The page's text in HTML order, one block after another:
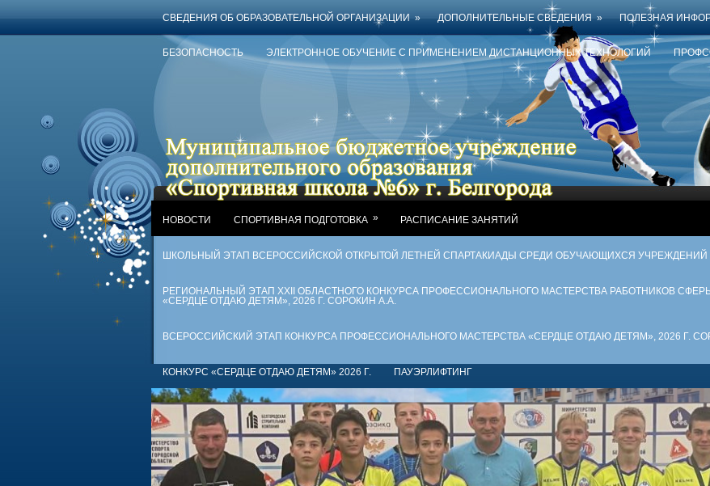
СВЕДЕНИЯ ОБ ОБРАЗОВАТЕЛЬНОЙ ОРГАНИЗАЦИИ » ДОПОЛНИТЕЛЬНЫЕ СВЕДЕНИЯ » ПОЛЕЗНАЯ
БЕЗОПАСНОСТЬ ЭЛЕКТРОННОЕ ОБУЧЕНИЕ С ПРИМЕНЕНИЕМ ДИСТАНЦИОННЫХ ТЕХНОЛОГИЙ
НОВОСТИ СПОРТИВНАЯ ПОДГОТОВКА » РАСПИСАНИЕ ЗАНЯТИЙ
ШКОЛЬНЫЙ ЭТАП ВСЕРОССИЙСКОЙ ОТКРЫТОЙ ЛЕТНЕЙ СПАРТАКИАДЫ СРЕДИ ОБУЧАЮЩИХСЯ УЧРЕЖДЕНИЙ
РЕГИОНАЛЬНЫЙ ЭТАП XXII ОБЛАСТНОГО КОНКУРСА ПРОФЕССИОНАЛЬНОГО МАСТЕРСТВА РАБОТНИКОВ
«СЕРДЦЕ ОТДАЮ ДЕТЯМ», 2026 Г. СОРОКИН А.А.
ВСЕРОССИЙСКИЙ ЭТАП КОНКУРСА ПРОФЕССИОНАЛЬНОГО МАСТЕРСТВА «СЕРДЦЕ ОТДАЮ ДЕТЯМ», 2026 Г.
КОНКУРС «СЕРДЦЕ ОТДАЮ ДЕТЯМ» 2026 Г. ПАУЭРЛИФТИНГ